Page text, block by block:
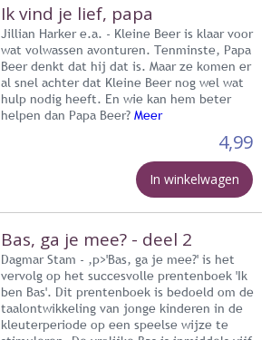
Ik vind je lief, papa
Jillian Harker e.a. - Kleine Beer is klaar voor
wat volwassen avonturen. Tenminste, Papa
Beer denkt dat hij dat is. Maar ze komen er
al snel achter dat Kleine Beer nog wel wat
hulp nodig heeft. En wie kan hem beter
helpen dan Papa Beer? Meer
4,99
In winkelwagen
Bas, ga je mee? - deel 2
Dagmar Stam - ,p>'Bas, ga je mee?' is het
vervolg op het succesvolle prentenboek 'Ik
ben Bas'. Dit prentenboek is bedoeld om de
taalontwikkeling van jonge kinderen in de
kleuterperiode op een speelse wijze te